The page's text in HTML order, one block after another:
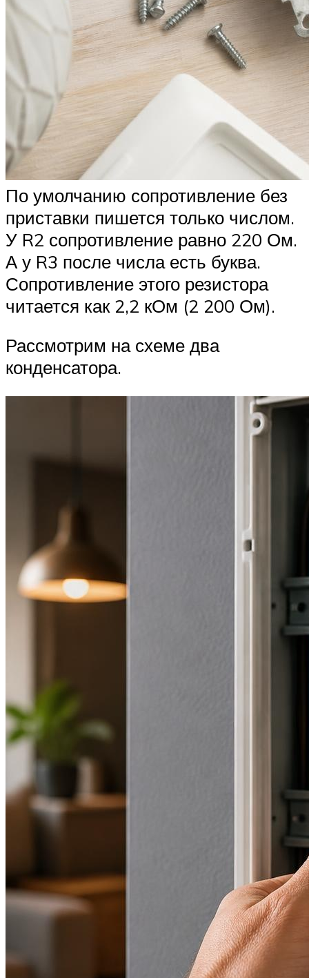
По умолчанию сопротивление без
приставки пишется только числом.
У R2 сопротивление равно 220 Ом.
А у R3 после числа есть буква.
Сопротивление этого резистора
читается как 2,2 кОм (2 200 Ом).
Рассмотрим на схеме два
конденсатора.